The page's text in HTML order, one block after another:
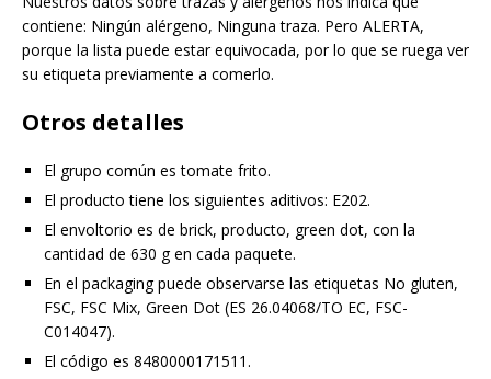
contiene: Ningún alérgeno, Ninguna traza. Pero ALERTA,
porque la lista puede estar equivocada, por lo que se ruega ver
su etiqueta previamente a comerlo.
Otros detalles
El grupo común es tomate frito.
El producto tiene los siguientes aditivos: E202.
El envoltorio es de brick, producto, green dot, con la
cantidad de 630 g en cada paquete.
En el packaging puede observarse las etiquetas No gluten,
FSC, FSC Mix, Green Dot (ES 26.04068/TO EC, FSC-
C014047).
El código es 8480000171511.